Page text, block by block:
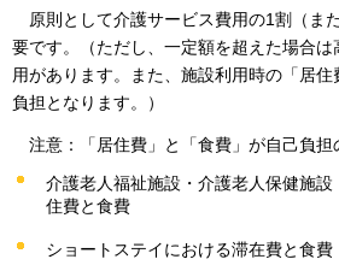
原則 として介護サービス費用の1割（ま
要です。（ただし、一定額を超えた場合
用があります。また、施設利用時の「居
負担となります。）
注意：「居住費」と「食費」が自己負
介護老人福祉施設・介護老人保健施
住費と食費
ショートステイにおける滞在費と食費